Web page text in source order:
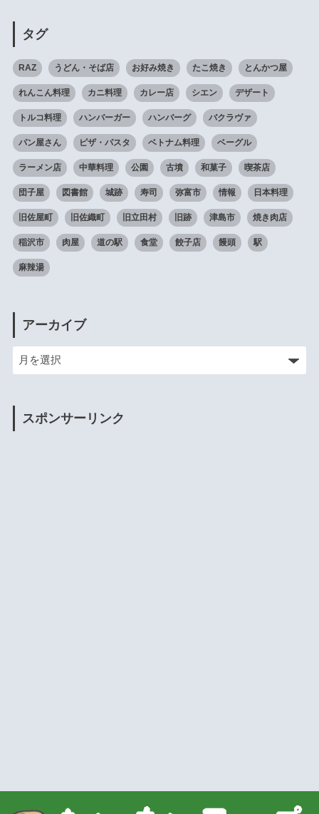
タグ
RAZ うどん・そば店 お好み焼き たこ焼き とんかつ屋
れんこん料理 カニ料理 カレー店 シエン デザート
トルコ料理 ハンバーガー ハンバーグ バクラヴァ
パン屋さん ピザ・パスタ ベトナム料理 ベーグル
ラーメン店 中華料理 公園 古墳 和菓子 喫茶店
団子屋 図書館 城跡 寿司 弥富市 情報 日本料理
旧佐屋町 旧佐織町 旧立田村 旧跡 津島市 焼き肉店
稲沢市 肉屋 道の駅 食堂 餃子店 饅頭 駅
麻辣湯
アーカイブ
スポンサーリンク